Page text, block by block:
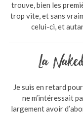
trouve, bien les
trop vite, et sans
celui-ci, et
La
Je suis en retard
ne m’intéressait
largement avoir